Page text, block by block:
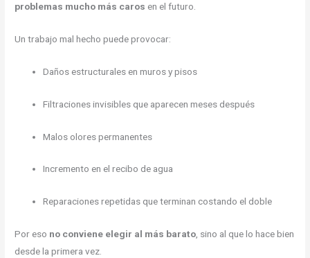
problemas mucho más caros en el futuro.
Un trabajo mal hecho puede provocar:
Daños estructurales en muros y pisos
Filtraciones invisibles que aparecen meses después
Malos olores permanentes
Incremento en el recibo de agua
Reparaciones repetidas que terminan costando el doble
Por eso no conviene elegir al más barato , sino al que lo hace bien
desde la primera vez.